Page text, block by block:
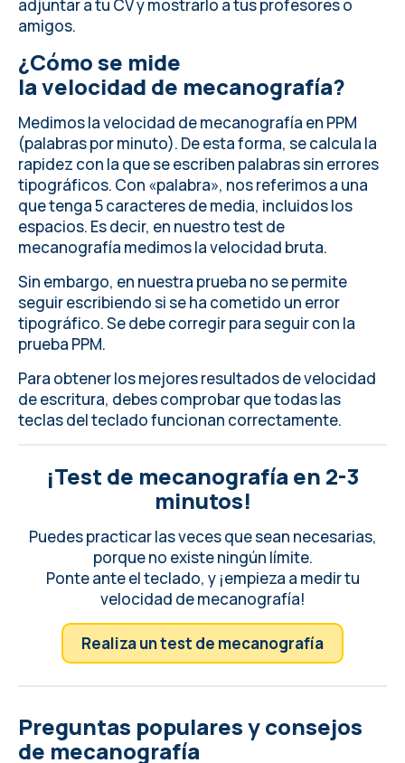
adjuntar a tu CV y mostrarlo a tus profesores o
amigos.
¿Cómo se mide
la velocidad de mecanografía?
Medimos la velocidad de mecanografía en PPM
(palabras por minuto). De esta forma, se calcula la
rapidez con la que se escriben palabras sin errores
tipográficos. Con «palabra», nos referimos a una
que tenga 5 caracteres de media, incluidos los
espacios. Es decir, en nuestro test de
mecanografía medimos la velocidad bruta.
Sin embargo, en nuestra prueba no se permite
seguir escribiendo si se ha cometido un error
tipográfico. Se debe corregir para seguir con la
prueba PPM.
Para obtener los mejores resultados de velocidad
de escritura, debescomprobar que todas las
teclas del tecladofuncionan correctamente.
¡Test de mecanografía en 2-3
minutos!
Puedes practicar las veces que sean necesarias,
porque no existe ningún límite.
Ponte ante el teclado, y ¡empieza a medir tu
velocidad de mecanografía!
Realiza un test de mecanografía
Preguntas populares y consejos
de mecanografía